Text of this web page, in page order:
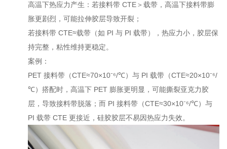
高温下热应力产生：若接料带 CTE＞载带，高温下接料带膨
胀更剧烈，可能拉伸胶层导致开裂；
若接料带 CTE≈载带（如 PI 与 PI 载带），热应力小，胶层保
持完整，粘性维持更稳定。
案例：
PET 接料带（CTE≈70×10⁻⁶/℃）与 PI 载带（CTE≈20×10⁻⁶/
℃）搭配时，高温下 PET 膨胀更明显，可能撕裂亚克力胶
层，导致接料带脱落；而 PI 接料带（CTE≈30×10⁻⁶/℃）与
PI 载带 CTE 更接近，硅胶胶层不易因热应力失效。